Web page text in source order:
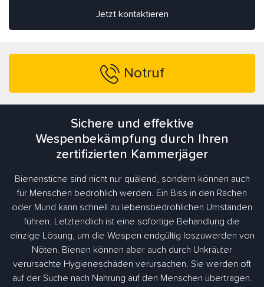
Jetzt kontaktieren
Notruf
Sichere und effektive
Wespenbekämpfung durch Ihren
zertifizierten Kammerjäger
Bienenstiche sind nicht nur quälend, sondern können auch
für Menschen bedrohlich werden. Ein Biss in den Rachen
oder Mund kann schnell zu lebensbedrohlichen Umständen
führen. Letztendlich ist eine sofortige Behandlung die
einzige Lösung, um die Wespen endgültig loszuwerden von
Nöten. Bienen können aber auch durch Unkräuter
verursachte Hygieneschäden verursachen. Sie werden oft
auf der Suche nach Nahrung auf den Menschen übertragen.